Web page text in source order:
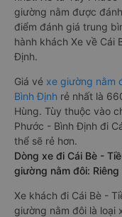
giường nằm được
điểm đánh giá trung
hành khách Xe về Cái
Định.
Giá vé xe giường nằm
Bình Định rẻ nhất là
Hùng. Tùy thuộc vào
Phước - Bình Định đi
thể sẽ rẻ hơn.
Dòng xe đi Cái Bè -
giường nằm đôi:
Xe khách đi Cái Bè -
giường nằm đôi là loại